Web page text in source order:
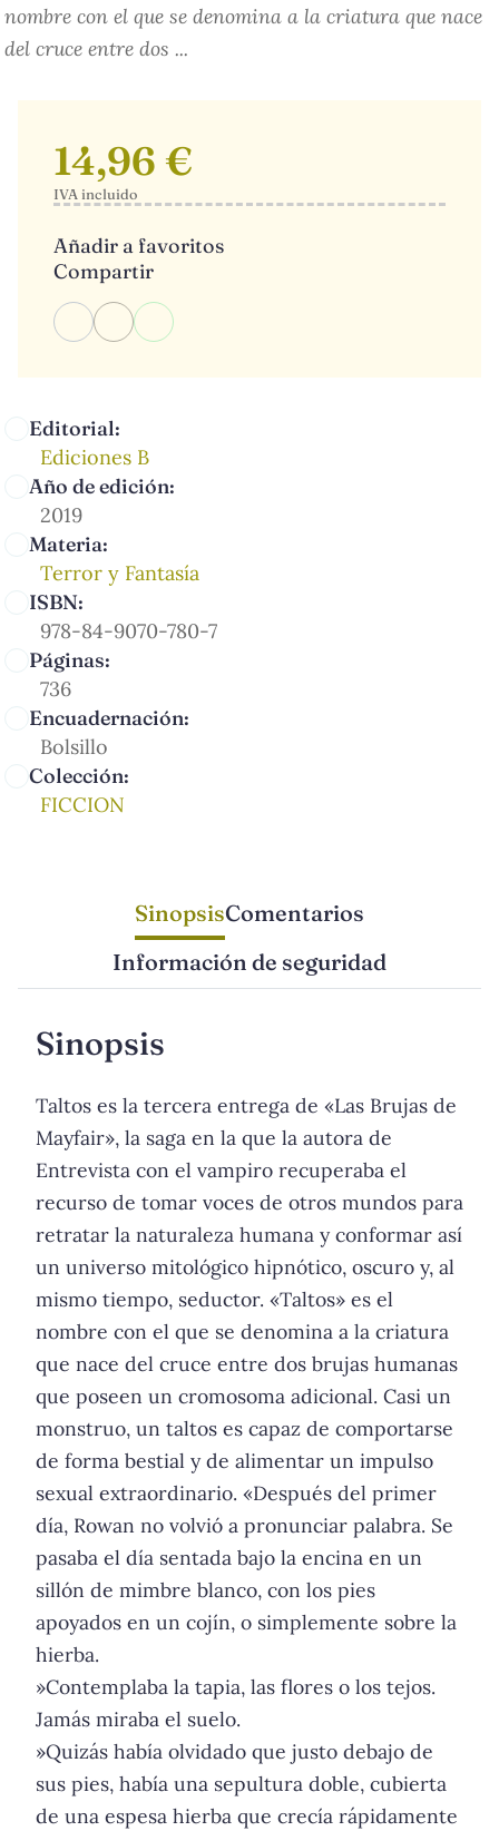
nombre con el que se denomina a la criatura que nace
del cruce entre dos ...
Editorial:
Ediciones B
Año de edición:
2019
Materia:
Terror y Fantasía
ISBN:
978-84-9070-780-7
Páginas:
736
Encuadernación:
Bolsillo
Colección:
FICCION
14,96 €
IVA incluido
Añadir a favoritos
Compartir
SinopsisComentarios
Información de seguridad
Sinopsis
Taltos es la tercera entrega de «Las Brujas de
Mayfair», la saga en la que la autora de
Entrevista con el vampiro recuperaba el
recurso de tomar voces de otros mundos para
retratar la naturaleza humana y conformar así
un universo mitológico hipnótico, oscuro y, al
mismo tiempo, seductor. «Taltos» es el
nombre con el que se denomina a la criatura
que nace del cruce entre dos brujas humanas
que poseen un cromosoma adicional. Casi un
monstruo, un taltos es capaz de comportarse
de forma bestial y de alimentar un impulso
sexual extraordinario. «Después del primer
día, Rowan no volvió a pronunciar palabra. Se
pasaba el día sentada bajo la encina en un
sillón de mimbre blanco, con los pies
apoyados en un cojín, o simplemente sobre la
hierba.
»Contemplaba la tapia, las flores o los tejos.
Jamás miraba el suelo.
»Quizás había olvidado que justo debajo de
sus pies, había una sepultura doble, cubierta
de una espesa hierba que crecía rápidamente